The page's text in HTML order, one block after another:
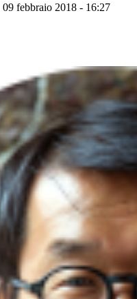
09 febbraio 2018 - 16:27